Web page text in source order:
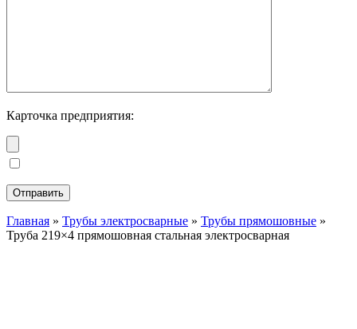
Карточка предприятия:
Главная » Трубы электросварные » Трубы прямошовные »
Труба 219×4 прямошовная стальная электросварная